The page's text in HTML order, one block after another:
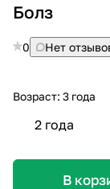
Болз
0 Нет
Возраст: 3 года
2 года
В